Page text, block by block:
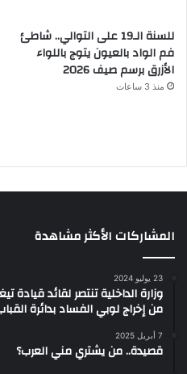
للسنة الـ19 على التوالي.. شاطئ
فم الواد بالعيون يتوج باللواء
الأزرق برسم صيف 2026
منذ 3 ساعات
المشاركات الأكثر مشاهدة
23 يوليو 2024
وزارة الداخلية تنتصر لقائد قيادة
من إخراج لوبي الفساد بدائرة
7 أبريل 2025
قصيدة.. من يشتري مني العرب؟